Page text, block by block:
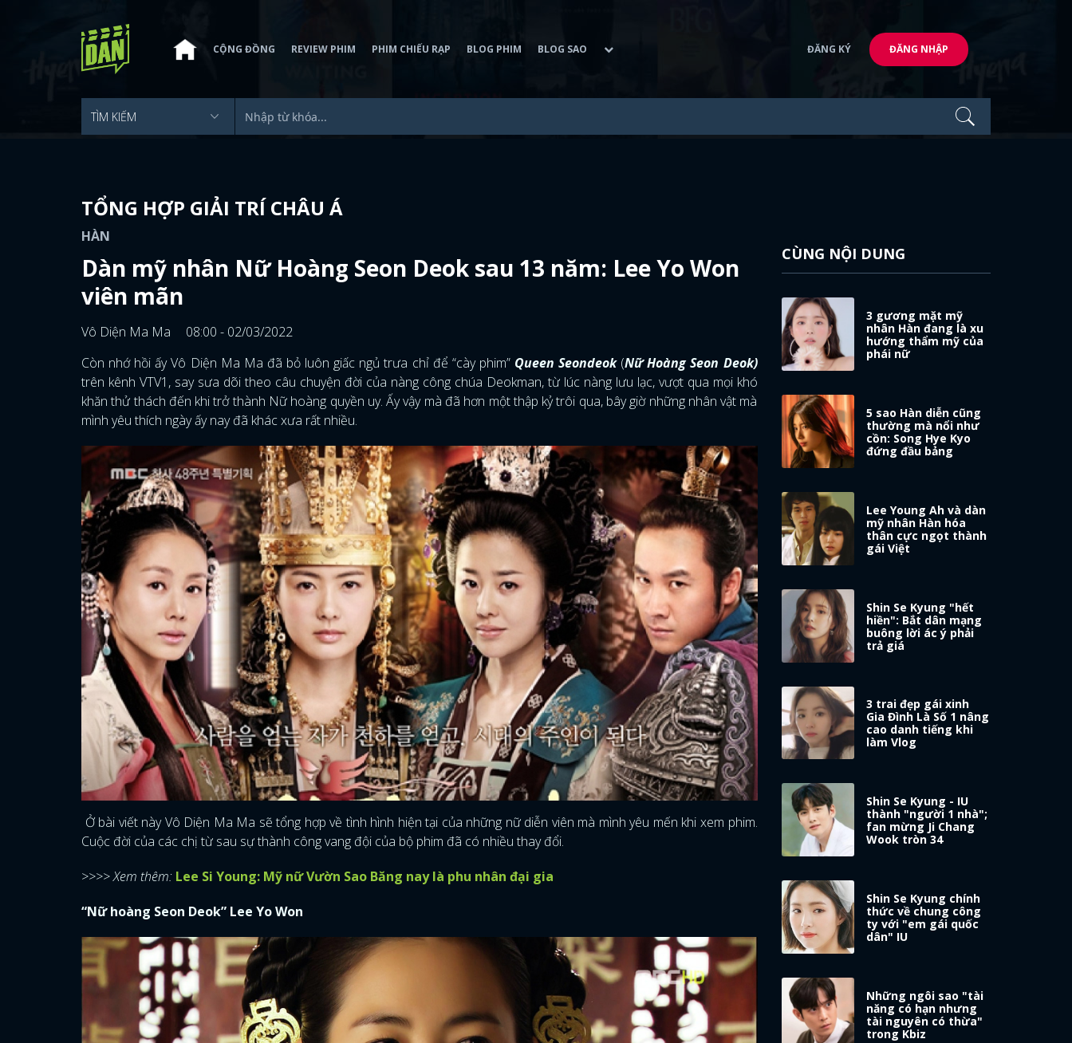
CỘNG ĐỒNG REVIEW PHIM PHIM CHIẾU RẠP BLOG PHIM BLOG SAO ĐĂNG KÝ ĐĂNG NHẬP
TỔNG HỢP GIẢI TRÍ CHÂU Á
HÀN
Dàn mỹ nhân Nữ Hoàng Seon Deok sau 13 năm: Lee Yo Won
viên mãn
Vô Diện Ma Ma
08:00 - 02/03/2022
Còn nhớ hồi ấy Vô Diện Ma Ma đã bỏ luôn giấc ngủ trưa chỉ để “cày phim” Queen Seondeok (Nữ Hoàng Seon Deok)
trên kênh VTV1, say sưa dõi theo câu chuyện đời của nàng công chúa Deokman, từ lúc nàng lưu lạc, vượt qua mọi khó
khăn thử thách đến khi trở thành Nữ hoàng quyền uy. Ấy vậy mà đã hơn một thập kỷ trôi qua, bây giờ những nhân vật mà
mình yêu thích ngày ấy nay đã khác xưa rất nhiều.
Ở bài viết này Vô Diện Ma Ma sẽ tổng hợp về tình hình hiện tại của những nữ diễn viên mà mình yêu mến khi xem phim.
Cuộc đời của các chị từ sau sự thành công vang đội của bộ phim đã có nhiều thay đổi.
>>>> Xem thêm: Lee Si Young: Mỹ nữ Vườn Sao Băng nay là phu nhân đại gia
“Nữ hoàng Seon Deok” Lee Yo Won
CÙNG NỘI DUNG
3 gương mặt mỹ
nhân Hàn đang là xu
hướng thẩm mỹ của
phái nữ
5 sao Hàn diễn cũng
thường mà nổi như
cồn: Song Hye Kyo
đứng đầu bảng
Lee Young Ah và dàn
mỹ nhân Hàn hóa
thân cực ngọt thành
gái Việt
Shin Se Kyung "hết
hiền": Bắt dân mạng
buông lời ác ý phải
trả giá
3 trai đẹp gái xinh
Gia Đình Là Số 1 nâng
cao danh tiếng khi
làm Vlog
Shin Se Kyung - IU
thành "người 1 nhà";
fan mừng Ji Chang
Wook tròn 34
Shin Se Kyung chính
thức về chung công
ty với "em gái quốc
dân" IU
Những ngôi sao "tài
năng có hạn nhưng
tài nguyên có thừa"
trong Kbiz